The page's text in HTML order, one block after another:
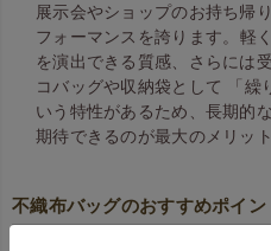
展示会やショップのお持ち帰
フォーマンスを誇ります。 軽
を演出できる質感、さらには
コバッグや収納袋として 「繰
いう特性があるため、長期的
期待できるのが最大のメリット
不織布バッグのおすすめポイン